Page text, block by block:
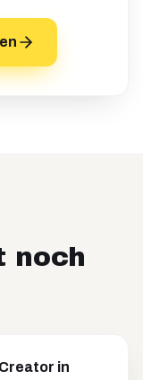
noch
in